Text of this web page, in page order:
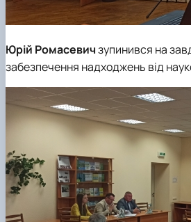
Юрій Ромасевичзупинився на
забезпечення надходжень від